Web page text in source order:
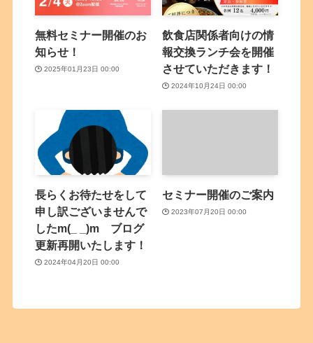
無料セミナー開催のお
知らせ！
2025年01月23日 00:00
飲食店関係者向けの情
報交換ランチ会を開催
させていただきます！
2024年10月24日 00:00
長らくお待たせをして
申し訳ございませんで
したm(_ _)m ブログ
更新再開いたします！
2024年04月20日 00:00
セミナー開催のご案内
2023年07月20日 00:00